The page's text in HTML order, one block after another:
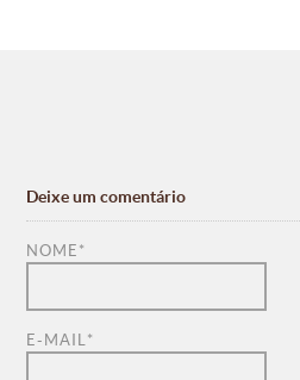
Deixe um comentário
NOME *
E-MAIL *